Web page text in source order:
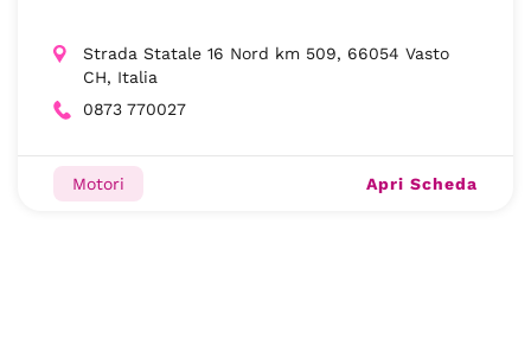
Strada Statale 16 Nord km 509, 66054 Vasto
CH, Italia
0873 770027
Motori Apri Scheda